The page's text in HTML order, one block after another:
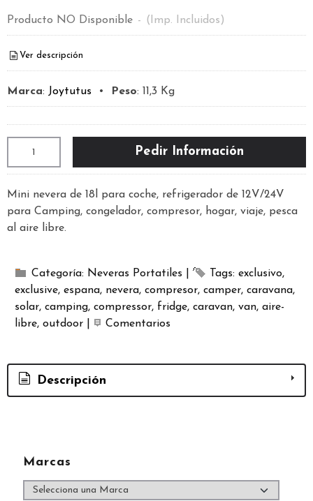
Marcas
Producto NO Disponible - (Imp. Incluidos)
Ver descripción
Marca: Joytutus • Peso: 11,3 Kg
Pedir Información
Mini nevera de 18l para coche, refrigerador de 12V/24V
para Camping, congelador, compresor, hogar, viaje, pesca
al aire libre.
Categoría: Neveras Portatiles Tags: exclusivo
exclusive espana nevera compresor camper caravana
solar camping compressor fridge caravan van aire-
libre outdoor Comentarios
Descripción